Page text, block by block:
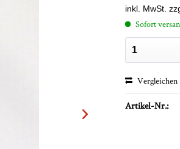
inkl. MwSt.
Sofort
Vergleichen
Artikel-Nr.: